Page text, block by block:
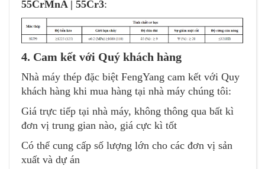
55CrMnA | 55Cr3:
4. Cam kết với Quý khách hàng
Nhà máy thép đặc biệt FengYang cam kết với Quy
khách hàng khi mua hàng tại nhà máy chúng tôi:
Giá trực tiếp tại nhà máy, không thông qua bất kì
đơn vị trung gian nào, giá cực kì tốt
Có thể cung cấp số lượng lớn cho các đơn vị sản
xuất và dự án